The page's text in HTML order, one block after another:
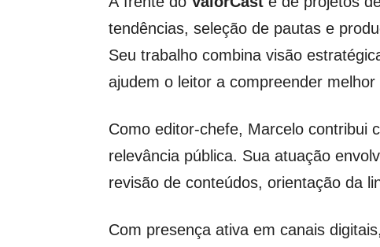
tendências, seleção de pautas e
Seu trabalho combina visão
ajudem o leitor a compreender
Como editor-chefe, Marcelo contribui
relevância pública. Sua atuação
revisão de conteúdos, orientação da
Com presença ativa em canais